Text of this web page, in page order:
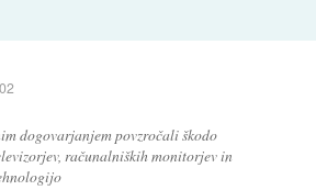
dogovarjanjem povzročali škodo
računalniških monitorjev in